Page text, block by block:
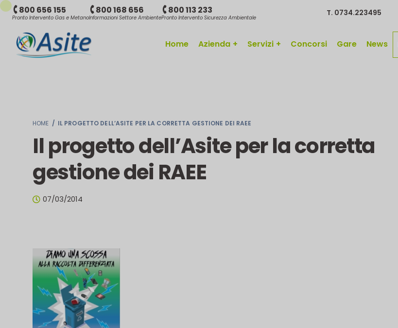
800 656 155
Pronto Intervento Gas e Metano
800 168 656
Informazioni Settore Ambiente
800 113 233
Pronto Intervento Sicurezza Ambientale
T. 0734.223495
Home Azienda Servizi Concorsi Gare News
HOME / IL PROGETTO DELL’ASITE PER LA CORRETTA GESTIONE DEI RAEE
Il progetto dell’Asite per la corretta
gestione dei RAEE
07/03/2014